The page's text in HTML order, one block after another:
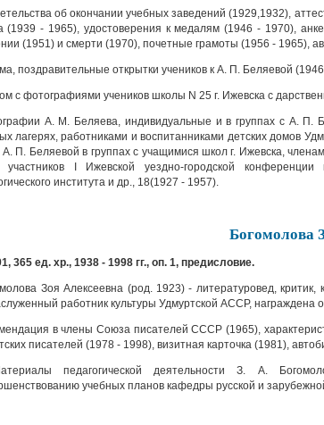
об окончании учебных заведений (1929,1932),
(1939 - 1965), удостоверения к медалям (1946 - 1970),
(1951) и смерти (1970), почетные грамоты (1956 - 1965),
поздравительные открытки учеников к А. П. Беляевой
с фотографиями учеников школы N 25 г. Ижевска с
А. М. Беляева, индивидуальные и в группах с А. П.
лагерях, работниками и воспитанниками детских домов
А. П. Беляевой в группах с учащимися школ г. Ижевска,
участников I Ижевской уездно-городской
института и др., 18(1927 - 1957).
Богомолова
365 ед. хр., 1938 - 1998 гг., оп. 1, предисловие.
Зоя Алексеевна (род. 1923) - литературовед,
работник культуры Удмуртской АССР, награждена
в члены Союза писателей СССР (1965),
писателей (1978 - 1998), визитная карточка (1981),
педагогической деятельности З. А.
учебных планов кафедры русской и